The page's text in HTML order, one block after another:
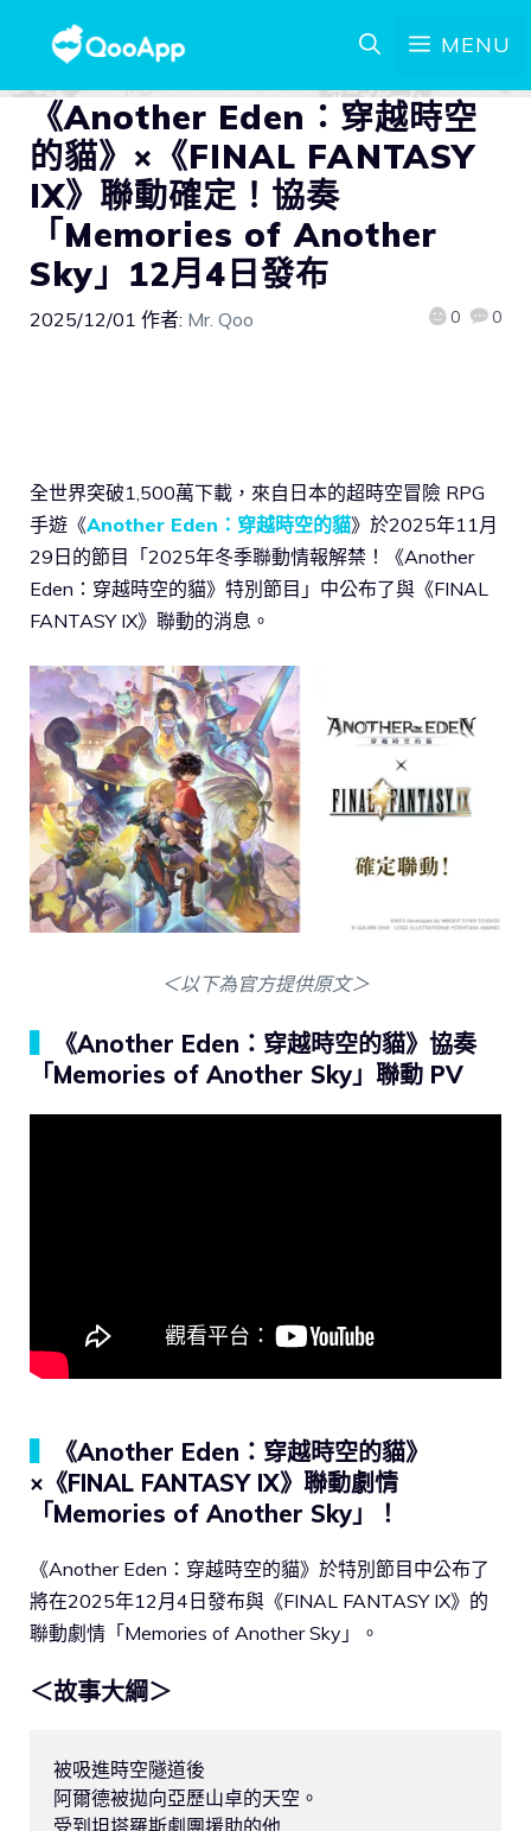
MENU
《Another Eden：穿越時空
的貓》×《FINAL FANTASY
IX》聯動確定！協奏
「Memories of Another
Sky」12月4日發布
2025/12/01 作者: Mr. Qoo 0 0
全世界突破1,500萬下載，來自日本的超時空冒險 RPG
手遊《Another Eden：穿越時空的貓》於2025年11月
29日的節目「2025年冬季聯動情報解禁！《Another
Eden：穿越時空的貓》特別節目」中公布了與《FINAL
FANTASY IX》聯動的消息。
＜以下為官方提供原文＞
《Another Eden：穿越時空的貓》協奏
「Memories of Another Sky」聯動 PV
《Another Eden：穿越時空的貓》
×《FINAL FANTASY IX》聯動劇情
「Memories of Another Sky」！
《Another Eden：穿越時空的貓》於特別節目中公布了
將在2025年12月4日發布與《FINAL FANTASY IX》的
聯動劇情「Memories of Another Sky」。
＜故事大綱＞
被吸進時空隧道後
阿爾德被拋向亞歷山卓的天空。